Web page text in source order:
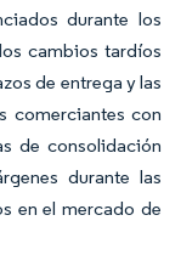
durante los
cambios tardíos
de entrega y las
comerciantes con
de consolidación
durante las
en el mercado de